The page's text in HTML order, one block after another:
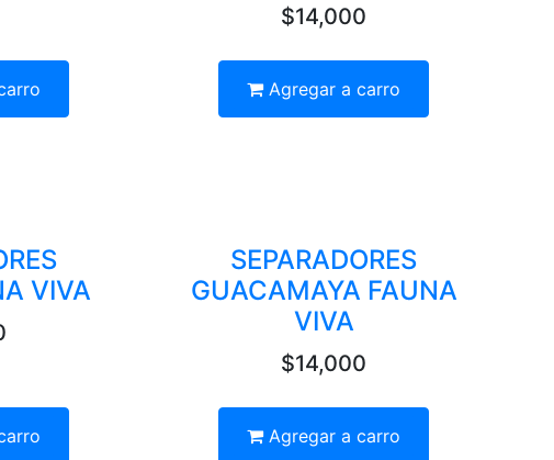
$14,000
Agregar a carro
VIVA
SEPARADORES
GUACAMAYA FAUNA
VIVA
$14,000
Agregar a carro